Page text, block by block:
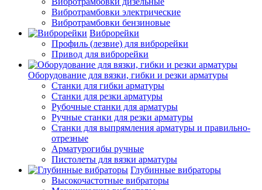
Вибротрамбовки электрические
Вибротрамбовки бензиновые
Виброрейки
Профиль (лезвие) для виброрейки
Привод для виброрейки
Оборудование для вязки, гибки и резки арматуры
Станки для гибки арматуры
Станки для резки арматуры
Рубочные станки для арматуры
Ручные станки для резки арматуры
Станки для выпрямления арматуры и правильно-
отрезные
Арматурогибы ручные
Пистолеты для вязки арматуры
Глубинные вибраторы
Высокочастотные вибраторы